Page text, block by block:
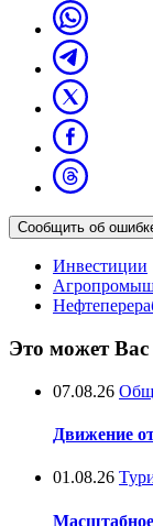
Сообщить об
Инвестиции
Это может Вас
07.08.26
Движение
01.08.26
Масштабное